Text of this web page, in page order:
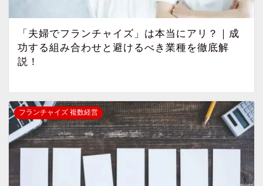
「夫婦でフランチャイズ」は本当にアリ？｜成
功する組み合わせと避けるべき業種を徹底解
説！
フランチャイズ 複数経営